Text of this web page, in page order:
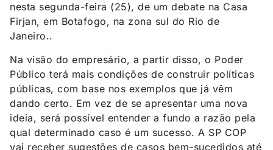
nesta segunda-feira (25), de um debate na Casa
Firjan, em Botafogo, na zona sul do Rio de
Janeiro..
Na visão do empresário, a partir disso, o Poder
Público terá mais condições de construir políticas
públicas, com base nos exemplos que já vêm
dando certo. Em vez de se apresentar uma nova
ideia, será possível entender a fundo a razão pela
qual determinado caso é um sucesso. A SP COP
vai receber sugestões de casos bem-sucedidos até